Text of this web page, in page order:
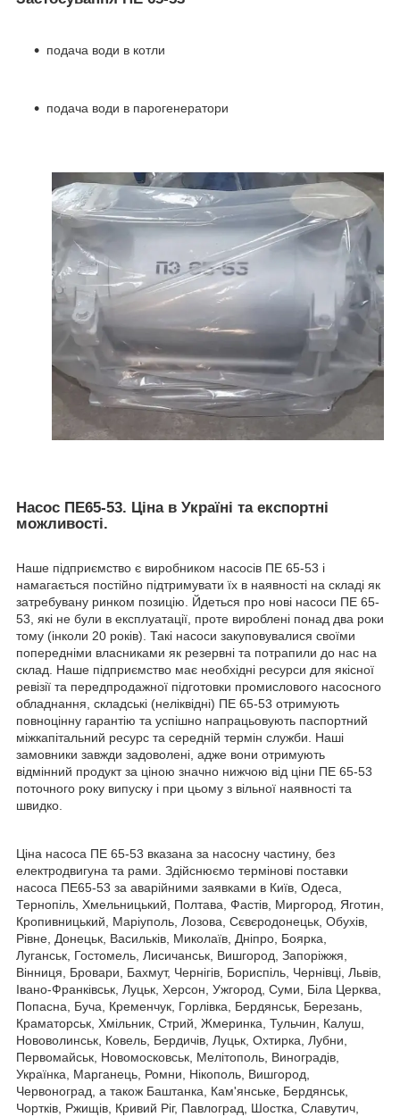
подача води в котли
подача води в парогенератори
Насос ПЕ65-53. Ціна в Україні та експортні
можливості.
Наше підприємство є виробником насосів ПЕ 65-53 і
намагається постійно підтримувати їх в наявності на складі як
затребувану ринком позицію. Йдеться про нові насоси ПЕ 65-
53, які не були в експлуатації, проте вироблені понад два роки
тому (інколи 20 років). Такі насоси закуповувалися своїми
попередніми власниками як резервні та потрапили до нас на
склад. Наше підприємство має необхідні ресурси для якісної
ревізії та передпродажної підготовки промислового насосного
обладнання, складські (неліквідні) ПЕ 65-53 отримують
повноцінну гарантію та успішно напрацьовують паспортний
міжкапітальний ресурс та середній термін служби. Наші
замовники завжди задоволені, адже вони отримують
відмінний продукт за ціною значно нижчою від ціни ПЕ 65-53
поточного року випуску і при цьому з вільної наявності та
швидко.
Ціна насоса ПЕ 65-53 вказана за насосну частину, без
електродвигуна та рами. Здійснюємо термінові поставки
насоса ПЕ65-53 за аварійними заявками в Київ, Одеса,
Тернопіль, Хмельницький, Полтава, Фастів, Миргород, Яготин,
Кропивницький, Маріуполь, Лозова, Сєвєродонецьк, Обухів,
Рівне, Донецьк, Васильків, Миколаїв, Дніпро, Боярка,
Луганськ, Гостомель, Лисичанськ, Вишгород, Запоріжжя,
Вінниця, Бровари, Бахмут, Чернігів, Бориспіль, Чернівці, Львів,
Івано-Франківськ, Луцьк, Херсон, Ужгород, Суми, Біла Церква,
Попасна, Буча, Кременчук, Горлівка, Бердянськ, Березань,
Краматорськ, Хмільник, Стрий, Жмеринка, Тульчин, Калуш,
Нововолинськ, Ковель, Бердичів, Луцьк, Охтирка, Лубни,
Первомайськ, Новомосковськ, Мелітополь, Виноградів,
Українка, Марганець, Ромни, Нікополь, Вишгород,
Червоноград, а також Баштанка, Кам'янське, Бердянськ,
Чортків, Ржищів, Кривий Ріг, Павлоград, Шостка, Славутич,